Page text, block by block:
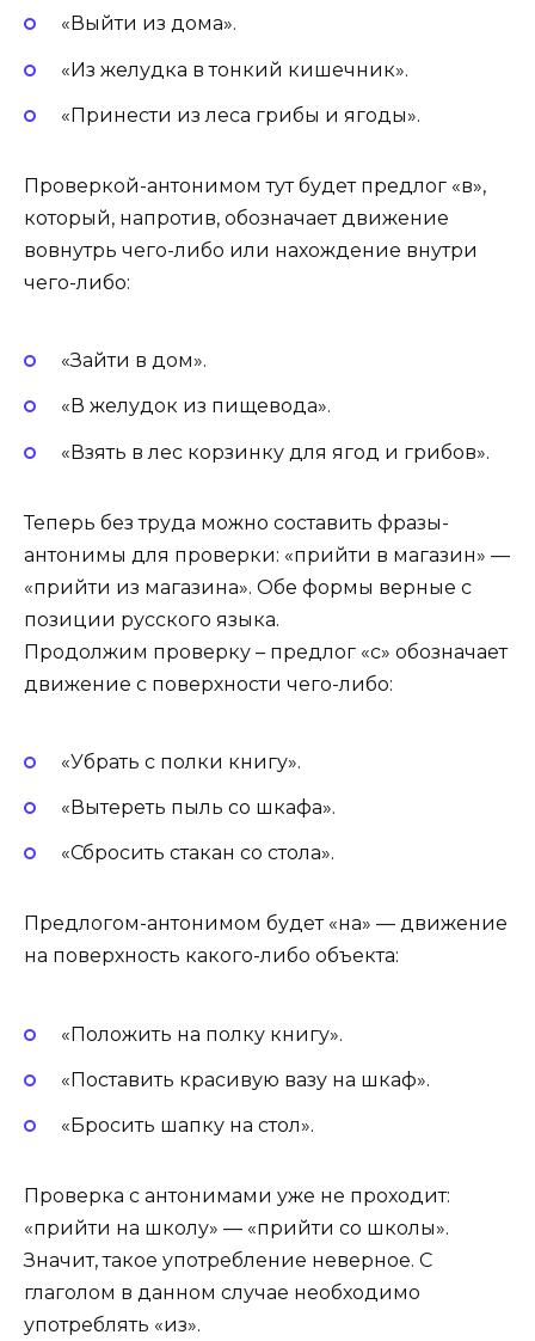
«Выйти из дома».
«Из желудка в тонкий кишечник».
«Принести из леса грибы и ягоды».
Проверкой-антонимом тут будет предлог «в»,
который, напротив, обозначает движение
вовнутрь чего-либо или нахождение внутри
чего-либо:
«Зайти в дом».
«В желудок из пищевода».
«Взять в лес корзинку для ягод и грибов».
Теперь без труда можно составить фразы-
антонимы для проверки: «прийти в магазин» —
«прийти из магазина». Обе формы верные с
позиции русского языка.
Продолжим проверку – предлог «с» обозначает
движение с поверхности чего-либо:
«Убрать с полки книгу».
«Вытереть пыль со шкафа».
«Сбросить стакан со стола».
Предлогом-антонимом будет «на» — движение
на поверхность какого-либо объекта:
«Положить на полку книгу».
«Поставить красивую вазу на шкаф».
«Бросить шапку на стол».
Проверка с антонимами уже не проходит:
«прийти на школу» — «прийти со школы».
Значит, такое употребление неверное. С
глаголом в данном случае необходимо
употреблять «из».